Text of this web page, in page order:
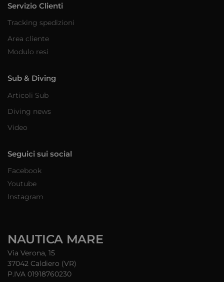
Servizio Clienti
Tracking spedizioni
Area cliente
Modulo resi
Sub & Diving
Articoli Sub
Diving news
Video
Seguici sui social
Facebook
Youtube
Instagram
NAUTICA MARE
Via Verona, 15
37042 Caldiero (VR)
P.IVA 01918760230